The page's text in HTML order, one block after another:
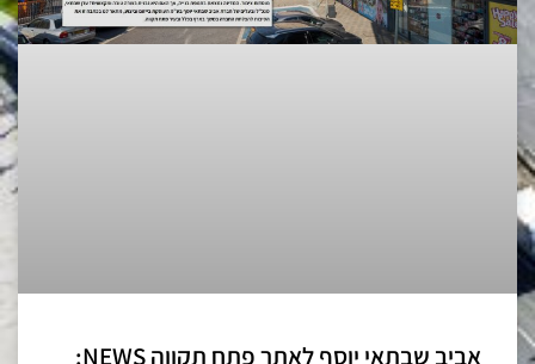
אביב שבתאי יוסף לאתר פתח תקווה NEWS: